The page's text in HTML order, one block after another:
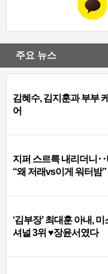
주요 뉴스
김혜수, 김지훈과 부부
어
지퍼 스르륵 내리더니‥
“왜 저래vs이게 워터밤
‘김부장’ 최대훈 아내,
셔널 3위 ♥장윤서였다